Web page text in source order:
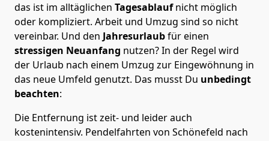
das ist im alltäglichen Tagesablaufnicht möglich
oder kompliziert. Arbeit und Umzug sind so nicht
vereinbar. Und den Jahresurlaubfür einen
stressigen Neuanfang nutzen? In der Regel wird
der Urlaub nach einem Umzug zur Eingewöhnung in
das neue Umfeld genutzt. Das musst Du unbedingt
beachten:
Die Entfernung ist zeit- und leider auch
kostenintensiv. Pendelfahrten von Schönefeld nach